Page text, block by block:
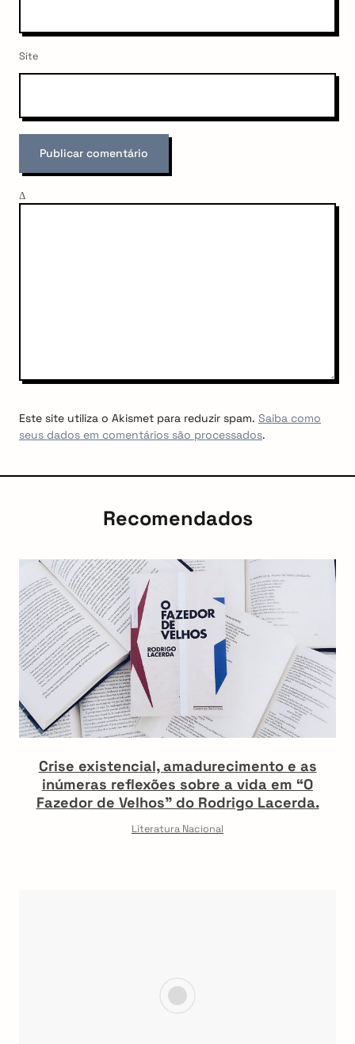
Site
Δ
Este site utiliza o Akismet para reduzir spam. Saiba como
seus dados em comentários são processados.
Recomendados
Crise existencial, amadurecimento e as
inúmeras reflexões sobre a vida em “O
Fazedor de Velhos” do Rodrigo Lacerda.
Literatura Nacional